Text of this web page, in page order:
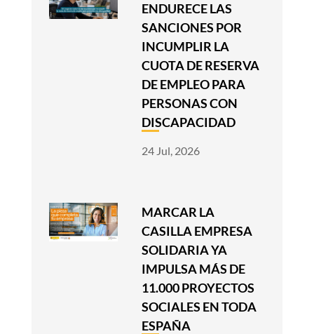
ENDURECE LAS
SANCIONES POR
INCUMPLIR LA
CUOTA DE RESERVA
DE EMPLEO PARA
PERSONAS CON
DISCAPACIDAD
24 Jul, 2026
MARCAR LA
CASILLA EMPRESA
SOLIDARIA YA
IMPULSA MÁS DE
11.000 PROYECTOS
SOCIALES EN TODA
ESPAÑA